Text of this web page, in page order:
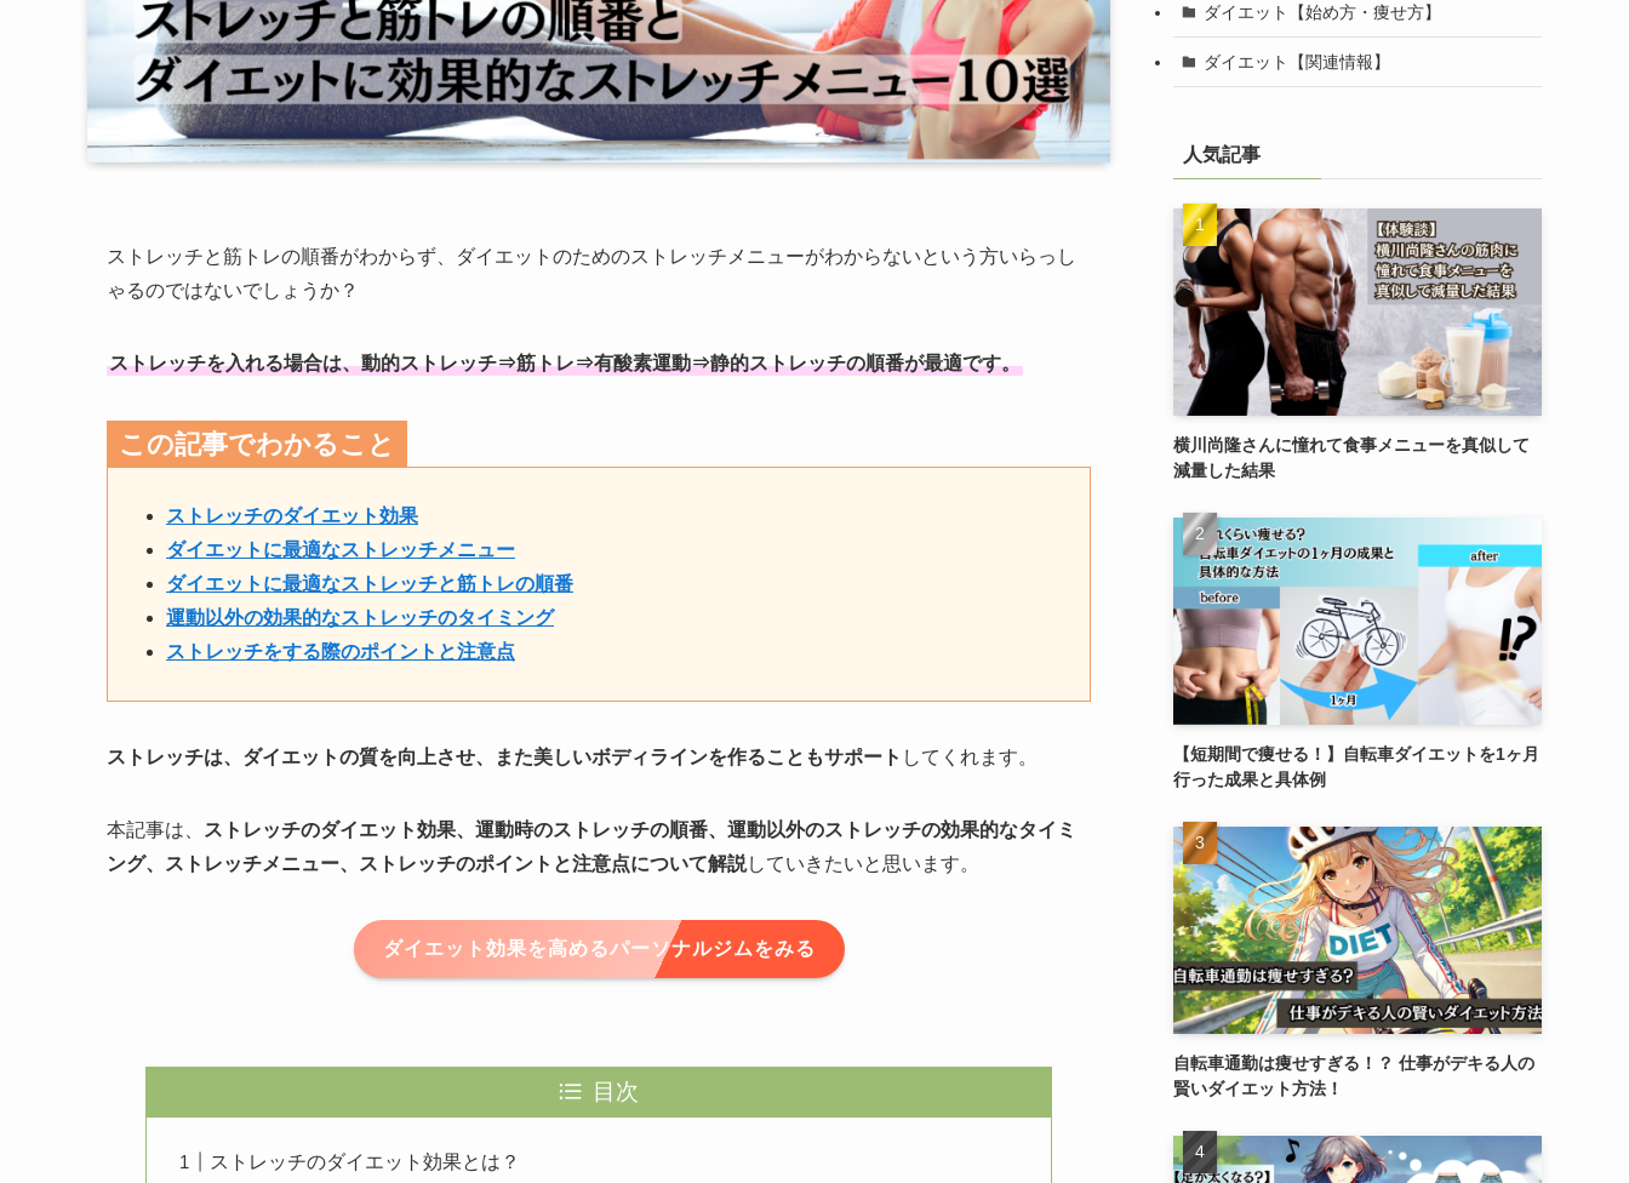
ストレッチと筋トレの順番がわからず、ダイエットのためのストレッチメニューがわからないという方いらっし
ゃるのではないでしょうか？
ストレッチを入れる場合は、動的ストレッチ⇒筋トレ⇒有酸素運動⇒静的ストレッチの順番が最適です。
この記事でわかること
ストレッチのダイエット効果
ダイエットに最適なストレッチメニュー
ダイエットに最適なストレッチと筋トレの順番
運動以外の効果的なストレッチのタイミング
ストレッチをする際のポイントと注意点
ストレッチは、ダイエットの質を向上させ、また美しいボディラインを作ることもサポート してくれます。
本記事は、
ストレッチのダイエット効果、運動時のストレッチの順番、運動以外のストレッチの効果的なタイミ
ング、ストレッチメニュー、ストレッチのポイントと注意点について解説していきたいと思います。
ダイエット効果を高めるパーソナルジムをみる
目次
ストレッチのダイエット効果とは？
ダイエット【始め方・痩せ方】
ダイエット【関連情報】
人気記事
横川尚隆さんに憧れて食事メニューを真似して
減量した結果
【短期間で痩せる！】自転車ダイエットを1ヶ月
行った成果と具体例
自転車通勤は痩せすぎる！？ 仕事がデキる人の
賢いダイエット方法！